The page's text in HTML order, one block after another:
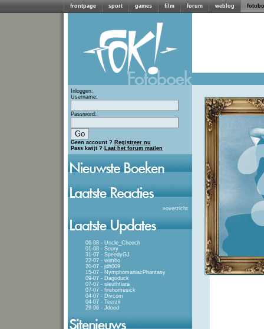
frontpage sport games film forum weblog
Inloggen:
Username:
Password:
Geen account ? Registreer nu
Pass kwijt ? Laat het forum mailen
»overzicht
06-08 - Uncle_Cheech
01-08 - Soury
31-07 - SpeedyGJ
22-07 - wimbo
20-07 - jdh009
15-07 - NymphomaniacPhantasy
09-07 - Dagoduck
07-07 - sleuthtiara
07-07 - firehomesick
04-07 - Divcom
04-07 - Teerzii
29-06 - Jdood